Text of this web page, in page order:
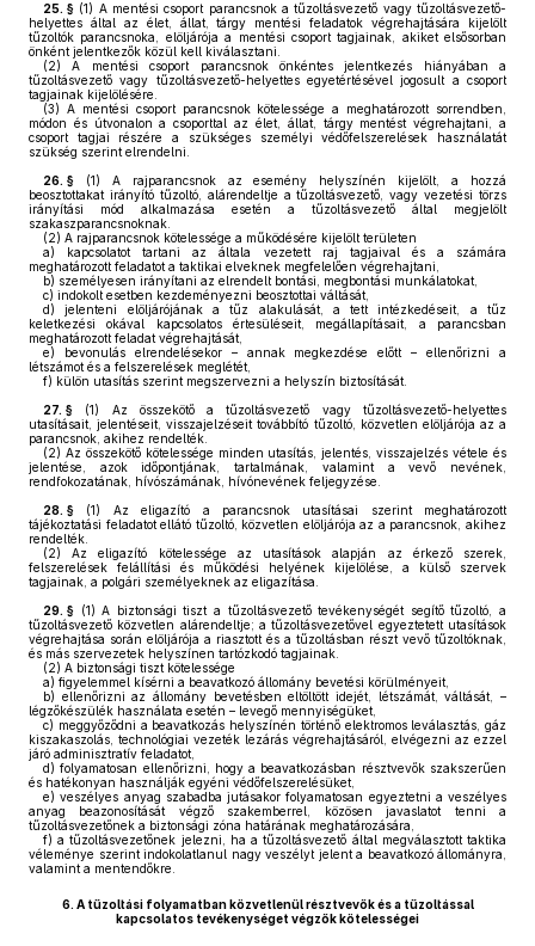
25. § (1) A mentési csoport parancsnok a tűzoltásvezető vagy tűzoltásvezető-
helyettes által az élet, állat, tárgy mentési feladatok végrehajtására kijelölt
tűzoltók parancsnoka, elöljárója a mentési csoport tagjainak, akiket elsősorban
önként jelentkezők közül kell kiválasztani.
(2) A mentési csoport parancsnok önkéntes jelentkezés hiányában a
tűzoltásvezető vagy tűzoltásvezető-helyettes egyetértésével jogosult a csoport
tagjainak kijelölésére.
(3) A mentési csoport parancsnok kötelessége a meghatározott sorrendben,
módon és útvonalon a csoporttal az élet, állat, tárgy mentést végrehajtani, a
csoport tagjai részére a szükséges személyi védőfelszerelések használatát
szükség szerint elrendelni.
26. § (1) A rajparancsnok az esemény helyszínén kijelölt, a hozzá
beosztottakat irányító tűzoltó, alárendeltje a tűzoltásvezető, vagy vezetési törzs
irányítási mód alkalmazása esetén a tűzoltásvezető által megjelölt
szakaszparancsnoknak.
(2) A rajparancsnok kötelessége a működésére kijelölt területen
a) kapcsolatot tartani az általa vezetett raj tagjaival és a számára
meghatározott feladatot a taktikai elveknek megfelelően végrehajtani,
b) személyesen irányítani az elrendelt bontási, megbontási munkálatokat,
c) indokolt esetben kezdeményezni beosztottai váltását,
d) jelenteni elöljárójának a tűz alakulását, a tett intézkedéseit, a tűz
keletkezési okával kapcsolatos értesüléseit, megállapításait, a parancsban
meghatározott feladat végrehajtását,
e) bevonulás elrendelésekor – annak megkezdése előtt – ellenőrizni a
létszámot és a felszerelések meglétét,
f) külön utasítás szerint megszervezni a helyszín biztosítását.
27. § (1)
Az összekötő a tűzoltásvezető vagy tűzoltásvezető-helyettes
utasításait, jelentéseit, visszajelzéseit továbbító tűzoltó, közvetlen elöljárója az a
parancsnok, akihez rendelték.
(2) Az összekötő kötelessége minden utasítás, jelentés, visszajelzés vétele és
jelentése, azok időpontjának, tartalmának, valamint a vevő nevének,
rendfokozatának, hívószámának, hívónevének feljegyzése.
28. § (1)
Az eligazító a parancsnok utasításai szerint meghatározott
tájékoztatási feladatot ellátó tűzoltó, közvetlen elöljárója az a parancsnok, akihez
rendelték.
(2) Az eligazító kötelessége az utasítások alapján az érkező szerek,
felszerelések felállítási és működési helyének kijelölése, a külső szervek
tagjainak, a polgári személyeknek az eligazítása.
29. § (1) A biztonsági tiszt a tűzoltásvezető tevékenységét segítő tűzoltó, a
tűzoltásvezető közvetlen alárendeltje; a tűzoltásvezetővel egyeztetett utasítások
végrehajtása során elöljárója a riasztott és a tűzoltásban részt vevő tűzoltóknak,
és más szervezetek helyszínen tartózkodó tagjainak.
(2) A biztonsági tiszt kötelessége
a) figyelemmel kísérni a beavatkozó állomány bevetési körülményeit,
b) ellenőrizni az állomány bevetésben eltöltött idejét, létszámát, váltását, –
légzőkészülék használata esetén – levegő mennyiségüket,
c) meggyőződni a beavatkozás helyszínén történő elektromos leválasztás, gáz
kiszakaszolás, technológiai vezeték lezárás végrehajtásáról, elvégezni az ezzel
járó adminisztratív feladatot,
d) folyamatosan ellenőrizni, hogy a beavatkozásban résztvevők szakszerűen
és hatékonyan használják egyéni védőfelszerelésüket,
e) veszélyes anyag szabadba jutásakor folyamatosan egyeztetni a veszélyes
anyag beazonosítását végző szakemberrel, közösen javaslatot tenni a
tűzoltásvezetőnek a biztonsági zóna határának meghatározására,
f) a tűzoltásvezetőnek jelezni, ha a tűzoltásvezető által megválasztott taktika
véleménye szerint indokolatlanul nagy veszélyt jelent a beavatkozó állományra,
valamint a mentendőkre.
6. A tűzoltási folyamatban közvetlenül résztvevők és a tűzoltással
kapcsolatos tevékenységet végzők kötelességei